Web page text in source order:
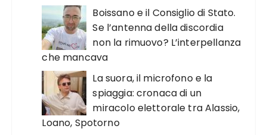
Boissano e il Consiglio di Stato.
Se l’antenna della discordia
non la rimuovo? L’interpellanza
che mancava
La suora, il microfono e la
spiaggia: cronaca di un
miracolo elettorale tra Alassio,
Loano, Spotorno